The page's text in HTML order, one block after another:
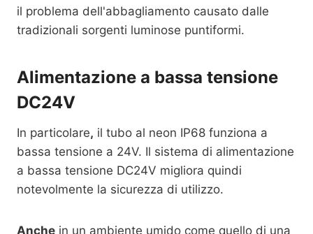
il problema dell'abbagliamento causato dalle
tradizionali sorgenti luminose puntiformi.
Alimentazione a bassa tensione
DC24V
In particolare, il tubo al neon IP68 funziona a
bassa tensione a 24V. Il sistema di alimentazione
a bassa tensione DC24V migliora quindi
notevolmente la sicurezza di utilizzo.
Anche in un ambiente umido come quello di una